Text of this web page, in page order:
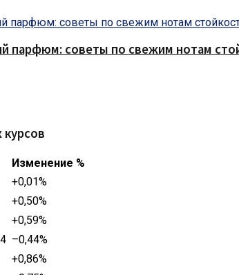
парфюм: советы по свежим нотам
Изменение %
+0,01%
+0,50%
+0,59%
–0,44%
+0,86%